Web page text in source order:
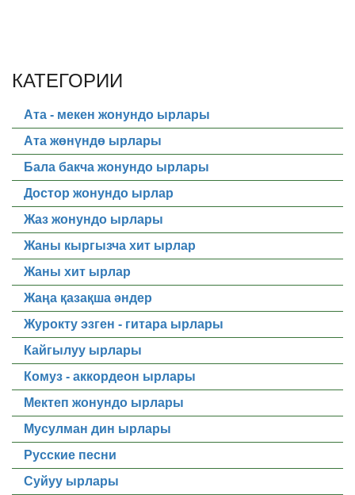
КАТЕГОРИИ
Ата - мекен жонундо ырлары
Ата жөнүндө ырлары
Бала бакча жонундо ырлары
Достор жонундо ырлар
Жаз жонундо ырлары
Жаны кыргызча хит ырлар
Жаны хит ырлар
Жаңа қазақша әндер
Журокту эзген - гитара ырлары
Кайгылуу ырлары
Комуз - аккордеон ырлары
Мектеп жонундо ырлары
Мусулман дин ырлары
Русские песни
Суйуу ырлары